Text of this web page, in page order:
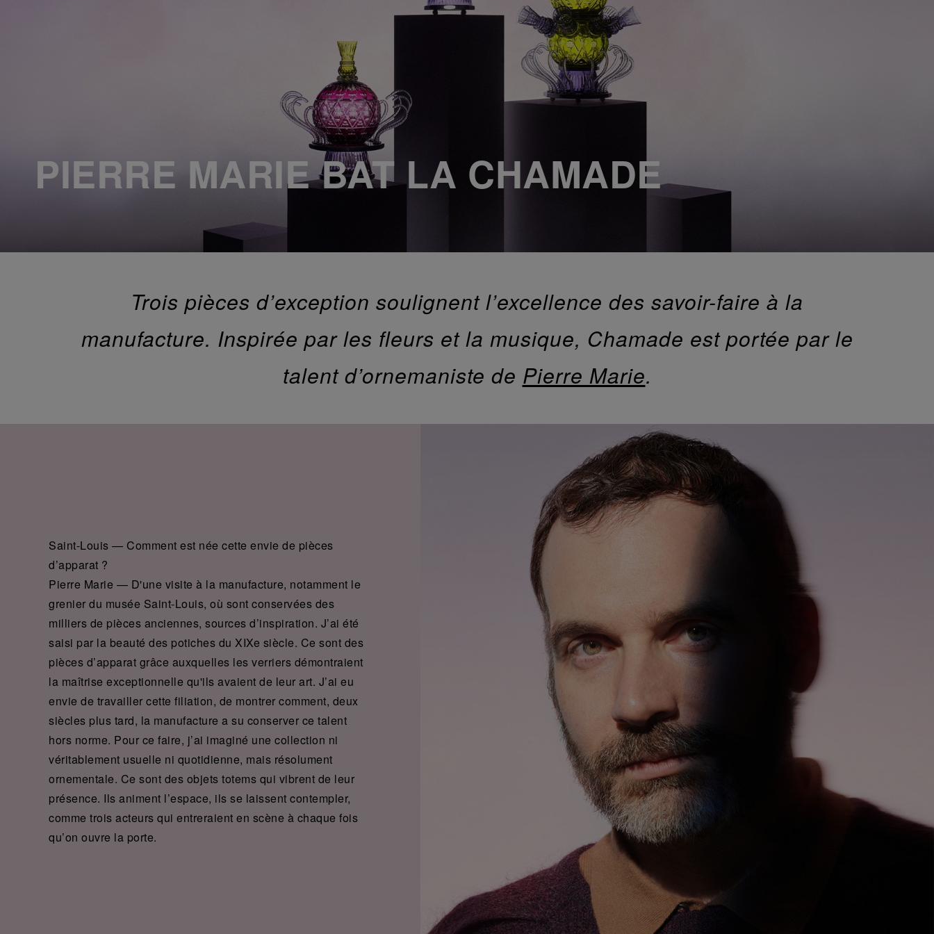
PIERRE MARIE BAT LA CHAMADE
Trois pièces d’exception soulignent l’excellence des savoir-faire à la
manufacture. Inspirée par les fleurs et la musique, Chamade est portée par le
talent d’ornemaniste de Pierre Marie.
Saint-Louis — Comment est née cette envie de pièces
d’apparat ?
Pierre Marie — D'une visite à la manufacture, notamment le
grenier du musée Saint-Louis, où sont conservées des
milliers de pièces anciennes, sources d’inspiration. J’ai été
saisi par la beauté des potiches du XIXe siècle. Ce sont des
pièces d’apparat grâce auxquelles les verriers démontraient
la maîtrise exceptionnelle qu'ils avaient de leur art. J’ai eu
envie de travailler cette filiation, de montrer comment, deux
siècles plus tard, la manufacture a su conserver ce talent
hors norme. Pour ce faire, j’ai imaginé une collection ni
véritablement usuelle ni quotidienne, mais résolument
ornementale. Ce sont des objets totems qui vibrent de leur
présence. Ils animent l’espace, ils se laissent contempler,
comme trois acteurs qui entreraient en scène à chaque fois
qu’on ouvre la porte.